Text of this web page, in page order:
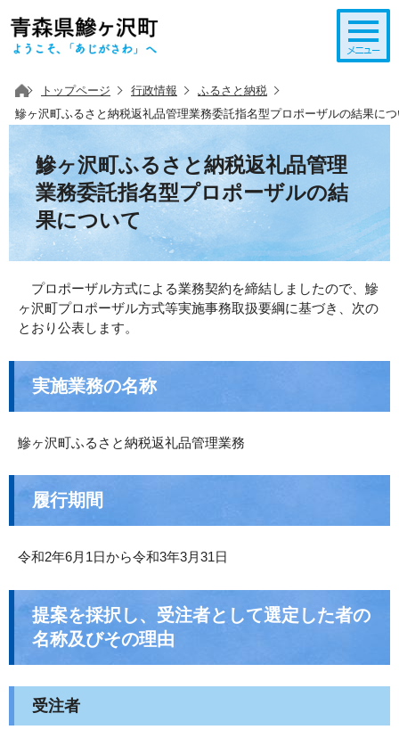
トップページ 行政情報
ふるさと納税
鰺ヶ沢町ふるさと納税返礼品管理業務委託指名型プロポーザルの結果に
鰺ヶ沢町ふるさと納税返礼品管理
業務委託指名型プロポーザルの結
果について
プロポーザル方式による業務契約を締結しましたので、鰺
ヶ沢町プロポーザル方式等実施事務取扱要綱に基づき、次の
とおり公表します。
実施業務の名称
鰺ヶ沢町ふるさと納税返礼品管理業務
履行期間
令和2年6月1日から令和3年3月31日
提案を採択し、受注者として選定した者の
名称及びその理由
受注者